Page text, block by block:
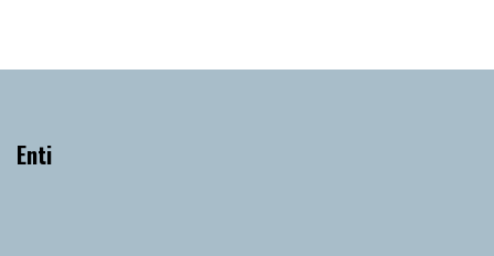
Enti